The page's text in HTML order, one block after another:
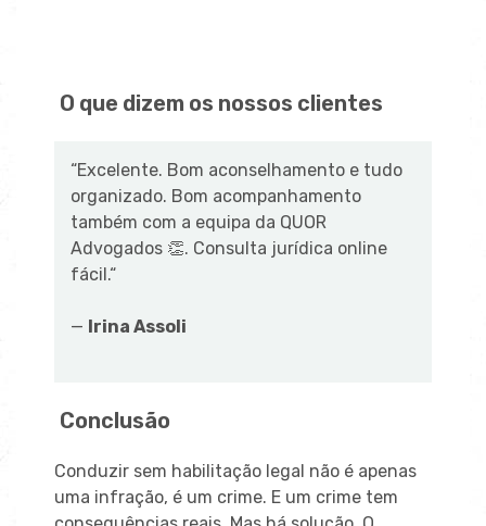
O que dizem os nossos clientes
“Excelente. Bom aconselhamento e tudo
organizado. Bom acompanhamento
também com a equipa da QUOR
Advogados 👏. Consulta jurídica online
fácil.“
— Irina Assoli
Conclusão
Conduzir sem habilitação legal não é apenas
uma infração, é um crime. E um crime tem